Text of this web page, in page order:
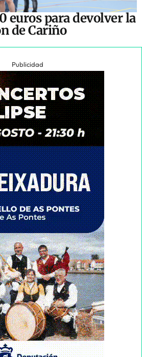
euros para devolver la
de Cariño
Publicidad